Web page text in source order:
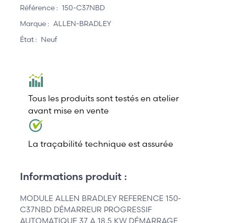
Référence : 150-C37NBD
Marque : ALLEN-BRADLEY
État : Neuf
Tous les produits sont testés en atelier
avant mise en vente
La traçabilité technique est assurée
Informations produit :
MODULE ALLEN BRADLEY REFERENCE 150-
C37NBD DÉMARREUR PROGRESSIF
AUTOMATIQUE 37 A 18,5 KW DÉMARRAGE